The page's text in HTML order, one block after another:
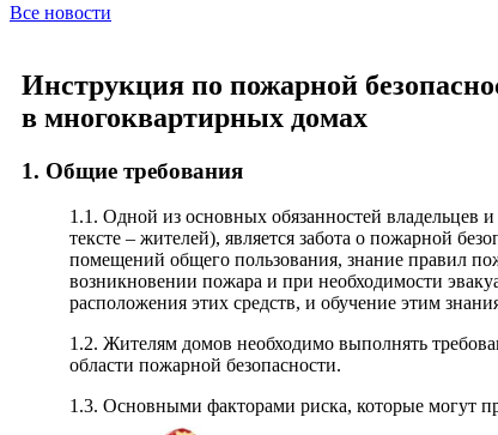
Все новости
Инструкция по пожарной
в многоквартирных домах
1. Общие требования
1.1. Одной из основных обязанностей владельцев
тексте – жителей), является забота о пожарной
помещений общего пользования, знание правил
возникновении пожара и при необходимости
расположения этих средств, и обучение этим
1.2. Жителям домов необходимо выполнять
области пожарной безопасности.
1.3. Основными факторами риска, которые могут